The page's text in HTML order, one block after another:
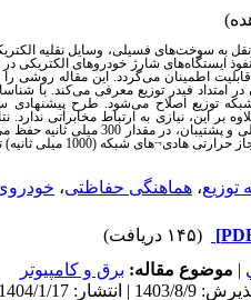
به سوخت‌های فسیلی، وسایل نقلیه
ایستگاه‌های شارژ خودروهای الکتریکی
اطمینان می‌گردد. این مقاله روشی
امتداد فیدر توزیع معرفی می‌کند. با
اصلاح می‌شود. طرح پیشنهادی
بر این، نیازی به ارتباط مخابراتی
الکتریکی مابین رله های
شبکه (1000 میلی ثانیه) تضمین می گردد
توزیع، هماهنگی حفاظتی،
(۱۴۵ دریافت)
| موضوع مقاله: برق و کامپیوتر